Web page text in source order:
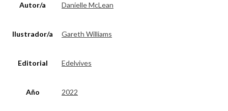
Autor/a Danielle McLean
Ilustrador/a Gareth Williams
Editorial Edelvives
Año 2022